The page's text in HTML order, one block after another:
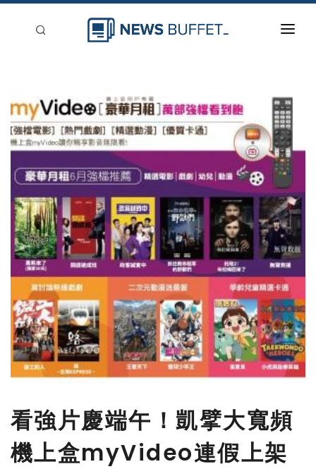
登入
刊登
看強片慶端午！凱擘大寬頻
機上盒myVideo連假上架